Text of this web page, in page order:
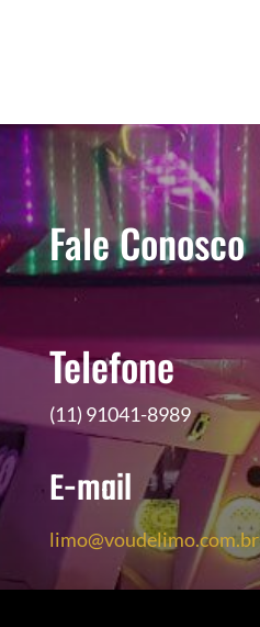
Fale Conosco
Telefone
(11) 91041-8989
E-mail
limo@voudelimo.com.br